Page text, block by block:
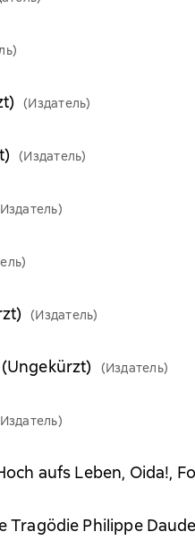
(Издатель)
(Издатель)
(Издатель)
(Издатель)
aufs Leben, Oida!,
Tragödie Philippe